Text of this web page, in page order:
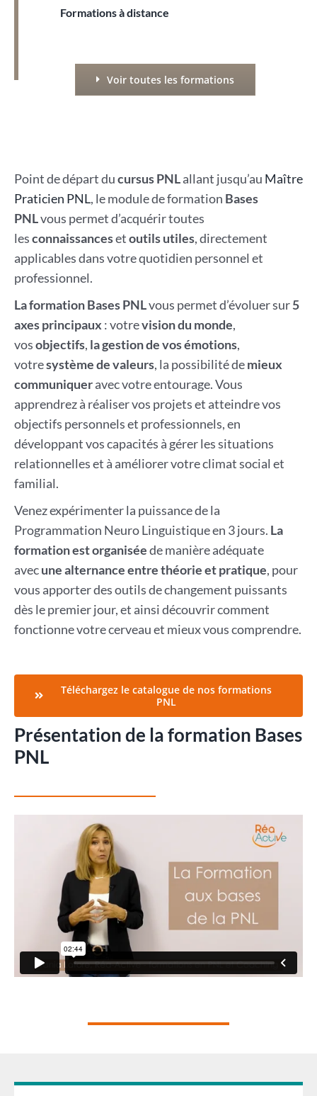
Formations à distance
Voir toutes les formations
Point de départ ducursus PNLallant jusqu’au Maître
Praticien PNL, le module de formation Bases
PNLvous permet d’acquérir toutes
lesconnaissancesetoutils utiles, directement
applicables dans votre quotidien personnel et
professionnel.
La formation Bases PNLvous permet d’évoluer sur5
axes principaux : votrevision du monde,
vosobjectifs, la gestion de vos émotions,
votresystème de valeurs, la possibilité demieux
communiqueravec votre entourage. Vous
apprendrez à réaliser vos projets et atteindre vos
objectifs personnels et professionnels, en
développant vos capacités à gérer les situations
relationnelles et à améliorer votre climat social et
familial.
Venez expérimenter la puissance de la
Programmation Neuro Linguistique en 3 jours. La
formationestorganiséede manière adéquate
avecune alternance entre théorie et pratique, pour
vous apporter des outils de changement puissants
dès le premier jour, et ainsi découvrir comment
fonctionne votre cerveau et mieux vous comprendre.
Téléchargez le catalogue de nos formations
PNL
Présentation de la formation Bases
PNL